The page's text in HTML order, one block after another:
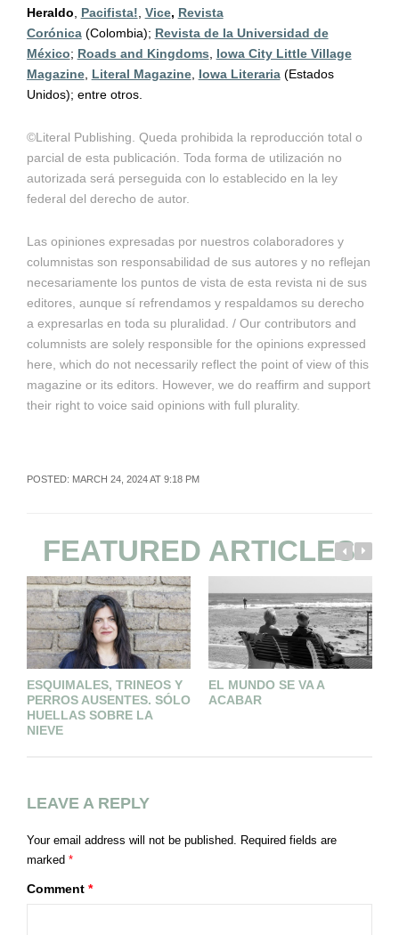
Heraldo
Pacifista! Vice, Revista
Corónica (Colombia); Revista de la Universidad de
México; Roads and Kingdoms
Iowa City Little Village
Magazine, Literal Magazine, Iowa Literaria(Estados
Unidos); entre otros.
©Literal Publishing. Queda prohibida la reproducción total o
parcial de esta publicación. Toda forma de utilización no
autorizada será perseguida con lo establecido en la ley
federal del derecho de autor.
Las opiniones expresadas por nuestros colaboradores y
columnistas son responsabilidad de sus autores y no reflejan
necesariamente los puntos de vista de esta revista ni de sus
editores, aunque sí refrendamos y respaldamos su derecho
a expresarlas en toda su pluralidad. / Our contributors and
columnists are solely responsible for the opinions expressed
here, which do not necessarily reflect the point of view of this
magazine or its editors. However, we do reaffirm and support
their right to voice said opinions with full plurality.
POSTED: MARCH 24, 2024 AT 9:18 PM
FEATURED ARTICLES
ESQUIMALES, TRINEOS Y
PERROS AUSENTES. SÓLO
HUELLAS SOBRE LA
NIEVE
EL MUNDO SE VA A
ACABAR
LEAVE A REPLY
Your email address will not be published. Required fields are
marked *
Comment *